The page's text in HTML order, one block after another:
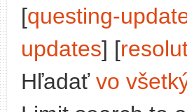
[questing-
updates] [
Hľadať vo